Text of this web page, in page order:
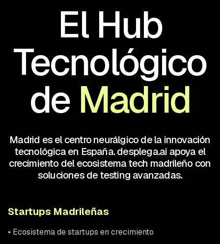
El Hub
Tecnológico
de Madrid
Madrid es el centro neurálgico de la innovación
tecnológica en España. desplega.ai apoya el
crecimiento del ecosistema tech madrileño con
soluciones de testing avanzadas.
Startups Madrileñas
• Ecosistema de startups en crecimiento